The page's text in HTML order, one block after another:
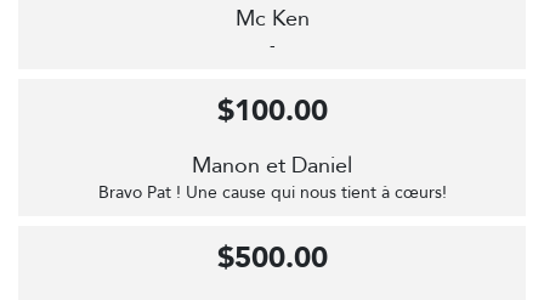
Mc Ken
-
Manon et Daniel
Bravo Pat ! Une cause qui nous tient à cœurs!
$100.00
$500.00